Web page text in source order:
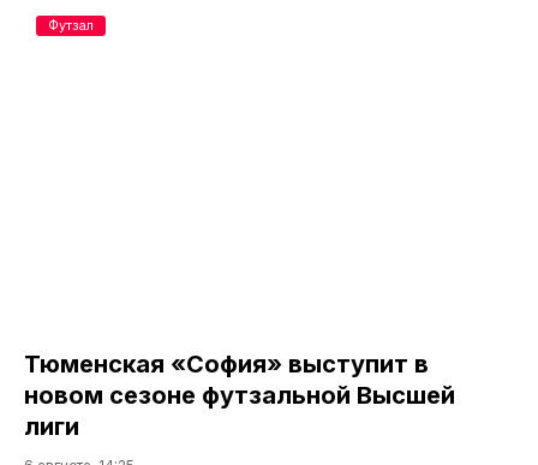
Тюменская «София» выступит в
новом сезоне футзальной Высшей
лиги
Футзал